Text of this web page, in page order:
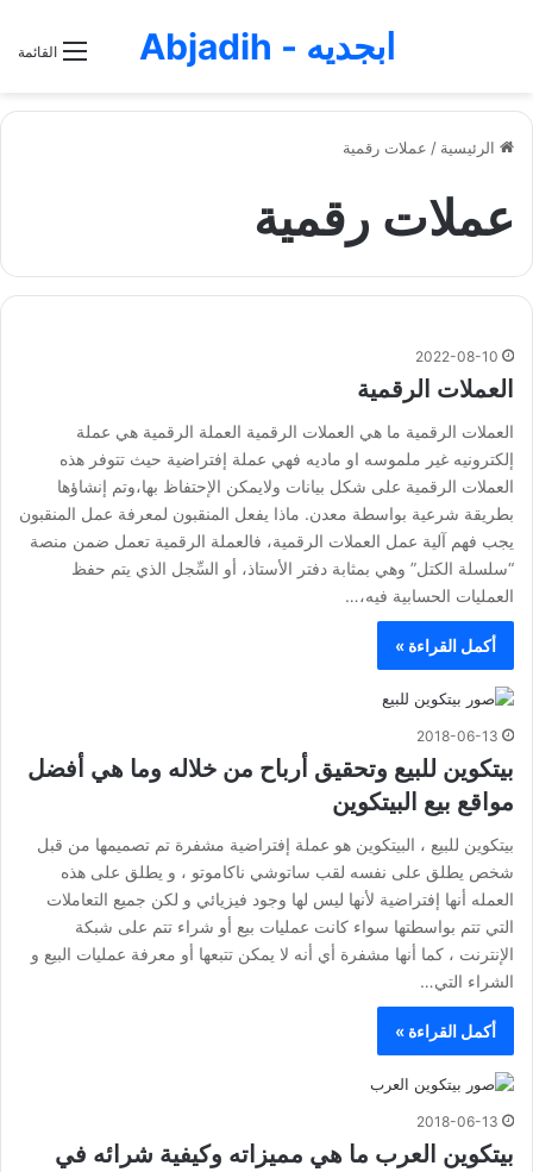
القائمة ابجديه - Abjadih
الرئيسية / عملات رقمية
عملات رقمية
2022-08-10
العملات الرقمية
العملات الرقمية ما هي العملات الرقمية العملة الرقمية هي عملة
إلكترونيه غير ملموسه او ماديه فهي عملة إفتراضية حيث تتوفر هذه
العملات الرقمية على شكل بيانات ولايمكن الإحتفاظ بها،وتم إنشاؤها
بطريقة شرعية بواسطة معدن. ماذا يفعل المنقبون لمعرفة عمل المنقبون
يجب فهم آلية عمل العملات الرقمية، فالعملة الرقمية تعمل ضمن منصة
“سلسلة الكتل” وهي بمثابة دفتر الأستاذ، أو السِّجل الذي يتم حفظ
العمليات الحسابية فيه،…
أكمل القراءة »
2018-06-13
بيتكوين للبيع وتحقيق أرباح من خلاله وما هي أفضل
مواقع بيع البيتكوين
بيتكوين للبيع ، البيتكوين هو عملة إفتراضية مشفرة تم تصميمها من قبل
شخص يطلق على نفسه لقب ساتوشي ناكاموتو ، و يطلق على هذه
العمله أنها إفتراضية لأنها ليس لها وجود فيزيائي و لكن جميع التعاملات
التي تتم بواسطتها سواء كانت عمليات بيع أو شراء تتم على شبكة
الإنترنت ، كما أنها مشفرة أي أنه لا يمكن تتبعها أو معرفة عمليات البيع و
الشراء التي…
أكمل القراءة »
2018-06-13
بيتكوين العرب ما هي مميزاته وكيفية شرائه في